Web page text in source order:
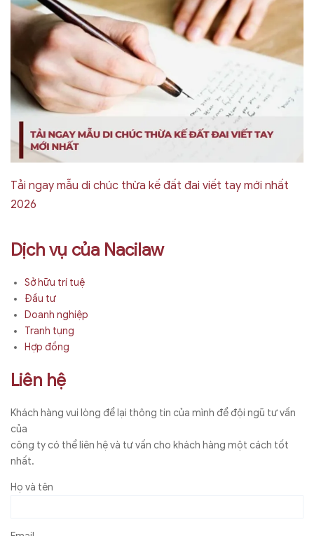
Tải ngay mẫu di chúc thừa kế đất đai viết tay mới nhất
2026
Dịch vụ của Nacilaw
Sở hữu trí tuệ
Đầu tư
Doanh nghiệp
Tranh tụng
Hợp đồng
Liên hệ
Khách hàng vui lòng để lại thông tin của mình để đội ngũ tư vấn
của
công ty có thể liên hệ và tư vấn cho khách hàng một cách tốt
nhất.
Họ và tên